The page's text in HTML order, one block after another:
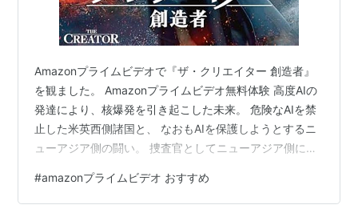
Amazonプライムビデオで『ザ・クリエイター 創造者』
を観ました。 Amazonプライムビデオ無料体験 高度AIの
発達により、核爆発を引き起こした未来。 危険なAIを禁
止した米英西側諸国と、 なおもAIを保護しようとするニ
ューアジア側の闘い。 捜査官としてニューアジア側に潜
めて再度ニューアジアに潜入する。 AIを擁護するわけで
はありませんが、 人間と同じように喜怒哀楽を示すロボ
#amazonプライムビデオ おすすめ